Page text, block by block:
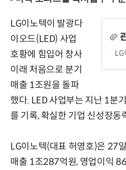
LG
LG이노텍이 발광다
이오드(LED) 사업
호황에 힘입어 창사
이래 처음으로 분기
매출 1조원을 돌파
했다. LED 사업부는 지난 1분
를 기록, 확실한 기업 신성장동
LG이노텍(대표 허영호)은 27
매출 1조287억원, 영업이익